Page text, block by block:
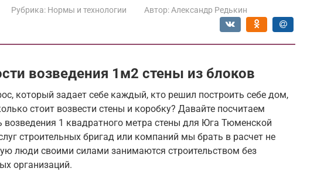
Рубрика: Нормы и технологии Автор: Александр Редькин
возведения 1м2 стены из блоков
который задает себе каждый, кто решил построить себе дом,
стоит возвести стены и коробку? Давайте посчитаем
1 квадратного метра стены для Юга Тюменской
строительных бригад или компаний мы брать в расчет не
люди своими силами занимаются строительством без
организаций.